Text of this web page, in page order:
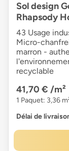
Sol design
Rhapsody
43 Usage
Micro-
marron -
recyclable
41,70 € /m²
1 Paquet: 3,36
Délai de